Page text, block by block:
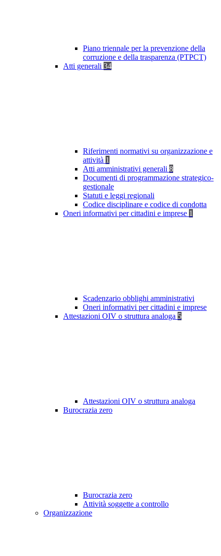
Piano triennale per la prevenzione della
corruzione e della trasparenza (PTPCT)
Atti generali 34
Riferimenti normativi su organizzazione e
attività 1
Atti amministrativi generali 8
Documenti di programmazione strategico-
gestionale
Statuti e leggi regionali
Codice disciplinare e codice di condotta
Oneri informativi per cittadini e imprese 1
Scadenzario obblighi amministrativi
Oneri informativi per cittadini e imprese
Attestazioni OIV o struttura analoga 5
Attestazioni OIV o struttura analoga
Burocrazia zero
Burocrazia zero
Attività soggette a controllo
Organizzazione